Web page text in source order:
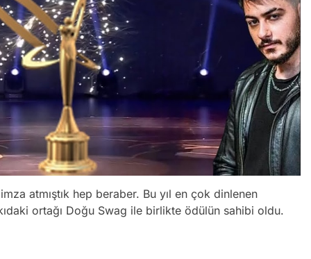
atmıştık hep beraber. Bu yıl en çok dinlenen
ortağı Doğu Swag ile birlikte ödülün sahibi oldu.